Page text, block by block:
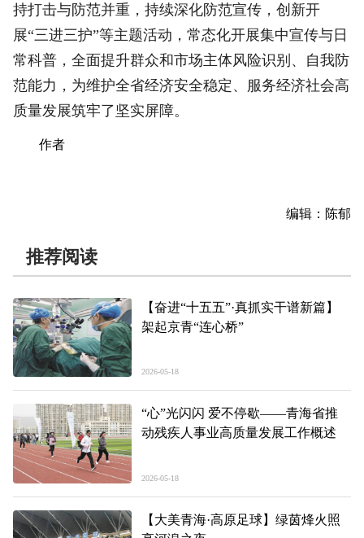
持打击与防范并重，持续深化防范宣传，创新开
展“三进三护”等主题活动，常态化开展集中宣传与日
常科普，全面提升群众和市场主体风险识别、自我防
范能力，为维护全省经济安全稳定、服务经济社会高
质量发展筑牢了坚实屏障。
作者
编辑：陈郁
推荐阅读
【奋进“十五五”·真抓实干谱新篇】
架起京青“连心桥”
2026-05-18
“心”光闪闪 爱不停歇——青海省推
动残疾人事业高质量发展工作概述
2026-05-18
【大美青海·高原足球】绿茵烽火照